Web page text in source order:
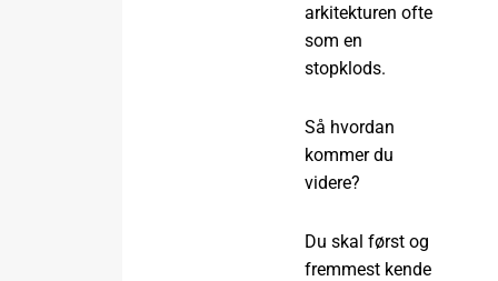
arkitekturen ofte
som en
stopklods.
Så hvordan
kommer du
videre?
Du skal først og
fremmest kende